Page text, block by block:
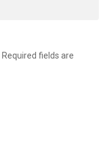
Required fields are